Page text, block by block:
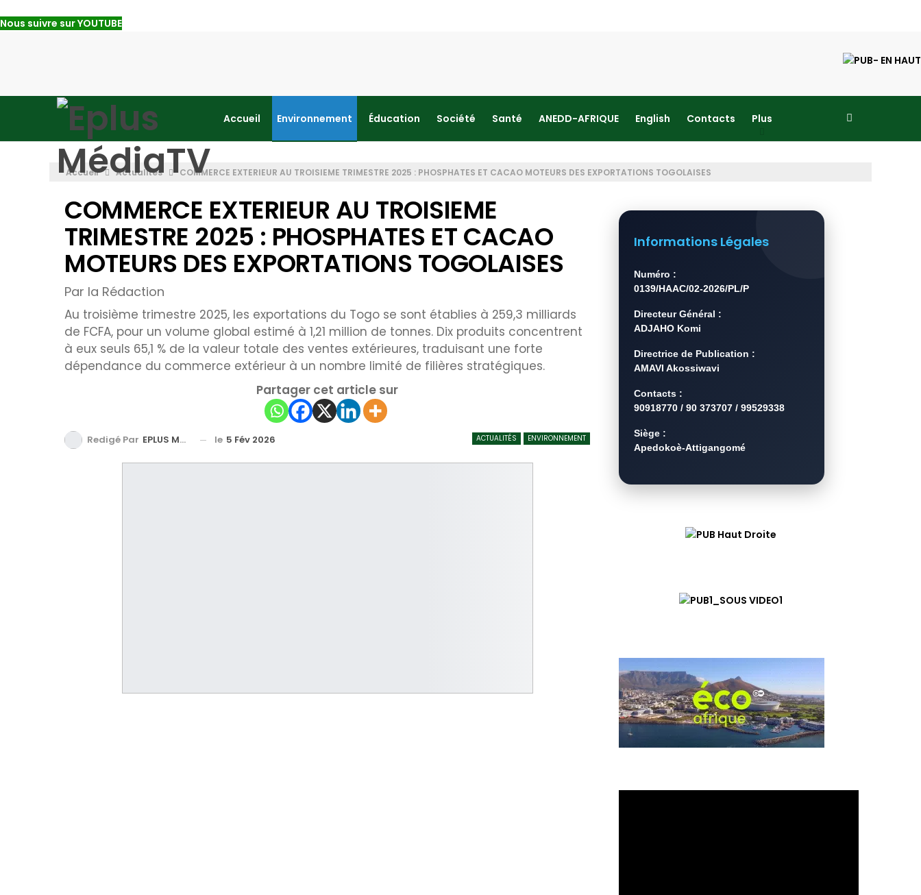
Nous suivre sur YOUTUBE
Accueil Environnement Éducation Société Santé ANEDD-AFRIQUE English Contacts Plus
Accueil Actualités COMMERCE EXTERIEUR AU TROISIEME TRIMESTRE 2025 : PHOSPHATES ET CACAO MOTEURS DES EXPORTATIONS TOGOLAISES
COMMERCE EXTERIEUR AU TROISIEME
TRIMESTRE 2025 : PHOSPHATES ET CACAO
MOTEURS DES EXPORTATIONS TOGOLAISES
Par la Rédaction
Au troisième trimestre 2025, les exportations du Togo se sont établies à 259,3 milliards
de FCFA, pour un volume global estimé à 1,21 million de tonnes. Dix produits concentrent
à eux seuls 65,1 % de la valeur totale des ventes extérieures, traduisant une forte
dépendance du commerce extérieur à un nombre limité de filières stratégiques.
Partager cet article sur
ACTUALITÉS ENVIRONNEMENT
Redigé Par EPLUS MEDIA TV le 5 Fév 2026
Informations Légales
Numéro :
0139/HAAC/02-2026/PL/P
Directeur Général :
ADJAHO Komi
Directrice de Publication :
AMAVI Akossiwavi
Contacts :
90918770 / 90 373707 / 99529338
Siège :
Apedokoè-Attigangomé